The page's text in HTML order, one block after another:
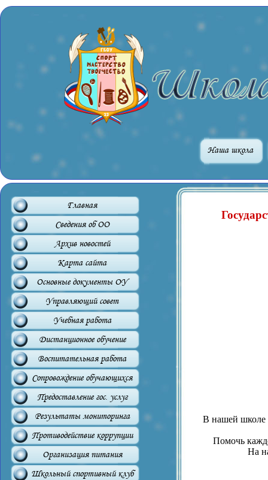
Наша школа
Главная
Сведения об ОО
Архив новостей
Карта сайта
Основные документы ОУ
Управляющий совет
Учебная работа
Дистанционное обучение
Воспитательная работа
Сопровождение обучающихся
Предоставление гос. услуг
Результаты мониторинга
Противодействие коррупции
Организация питания
Школьный спортивный клуб
В нашей школе
Помочь
На